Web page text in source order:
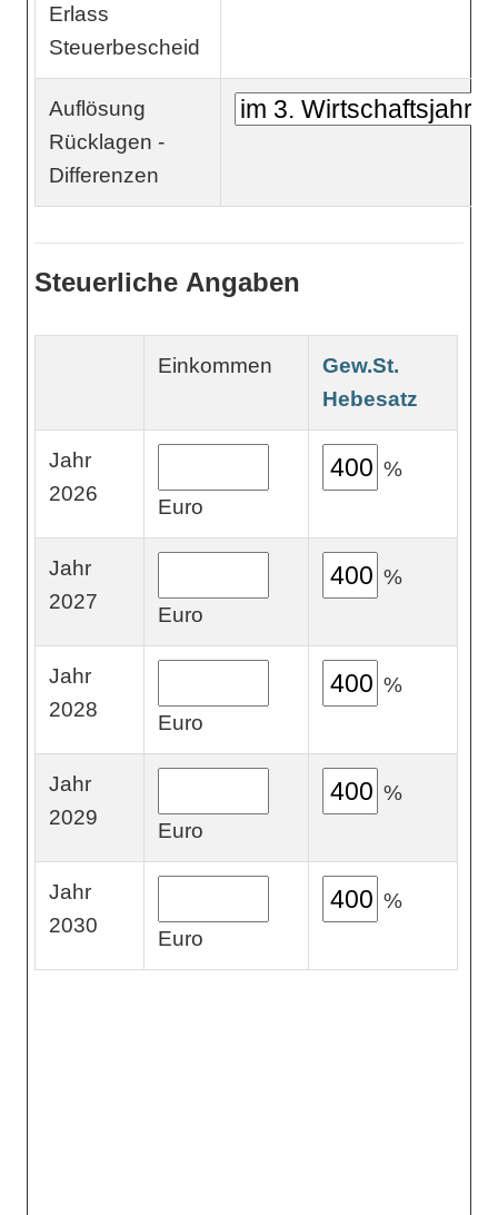
Erlass
Steuerbescheid
Auflösung
Rücklagen -
Differenzen
Steuerliche Angaben
Einkommen
Gew.St.
Hebesatz
Jahr
2026
Euro
%
Jahr
2027
Euro
%
Jahr
2028
Euro
%
Jahr
2029
Euro
%
Jahr
2030
Euro
%